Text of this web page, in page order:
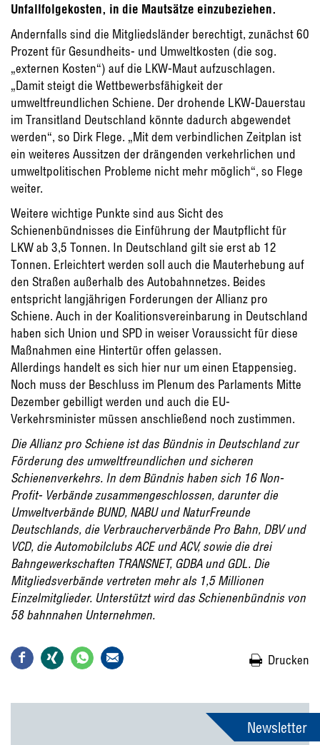
Unfallfolgekosten, in die Mautsätze einzubeziehen.
Andernfalls sind die Mitgliedsländer berechtigt, zunächst 60
Prozent für Gesundheits- und Umweltkosten (die sog.
„externen Kosten“) auf die LKW-Maut aufzuschlagen.
„Damit steigt die Wettbewerbsfähigkeit der
umweltfreundlichen Schiene. Der drohende LKW-Dauerstau
im Transitland Deutschland könnte dadurch abgewendet
werden“, so Dirk Flege. „Mit dem verbindlichen Zeitplan ist
ein weiteres Aussitzen der drängenden verkehrlichen und
umweltpolitischen Probleme nicht mehr möglich“, so Flege
weiter.
Weitere wichtige Punkte sind aus Sicht des
Schienenbündnisses die Einführung der Mautpflicht für
LKW ab 3,5 Tonnen. In Deutschland gilt sie erst ab 12
Tonnen. Erleichtert werden soll auch die Mauterhebung auf
den Straßen außerhalb des Autobahnnetzes. Beides
entspricht langjährigen Forderungen der Allianz pro
Schiene. Auch in der Koalitionsvereinbarung in Deutschland
haben sich Union und SPD in weiser Voraussicht für diese
Maßnahmen eine Hintertür offen gelassen.
Allerdings handelt es sich hier nur um einen Etappensieg.
Noch muss der Beschluss im Plenum des Parlaments Mitte
Dezember gebilligt werden und auch die EU-
Verkehrsminister müssen anschließend noch zustimmen.
Die Allianz pro Schiene ist das Bündnis in Deutschland zur
Förderung des umweltfreundlichen und sicheren
Schienenverkehrs. In dem Bündnis haben sich 16 Non-
Profit- Verbände zusammengeschlossen, darunter die
Umweltverbände BUND, NABU und NaturFreunde
Deutschlands, die Verbraucherverbände Pro Bahn, DBV und
VCD, die Automobilclubs ACE und ACV, sowie die drei
Bahngewerkschaften TRANSNET, GDBA und GDL. Die
Mitgliedsverbände vertreten mehr als 1,5 Millionen
Einzelmitglieder. Unterstützt wird das Schienenbündnis von
58 bahnnahen Unternehmen.
Drucken
Newsletter